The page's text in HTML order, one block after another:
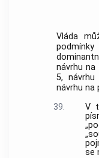
Vláda
návrhu
5,
návrhu na
39.
V
se